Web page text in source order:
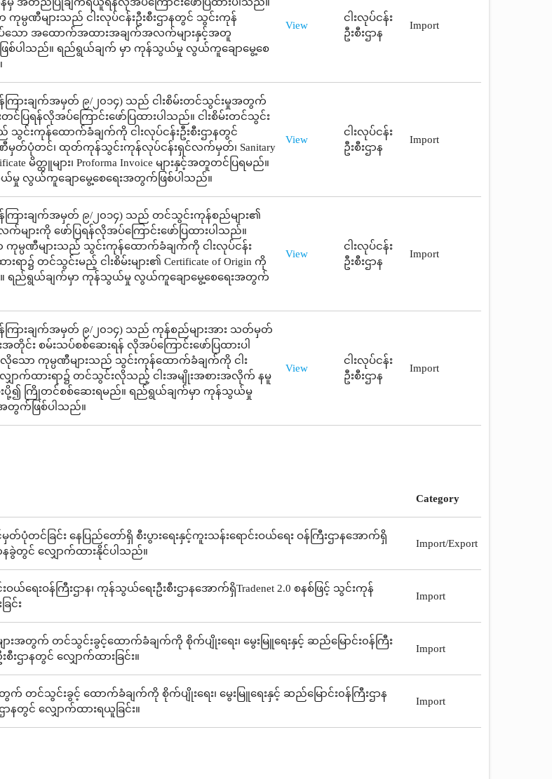
ကုမ္ပဏီများသည် ငါးလုပ်ငန်းဦးစီးဌာနတွင် သွင်းကုန်
ော အထောက်အထားအချက်အလက်များနှင့်အတူ
ြစ်ပါသည်။ ရည်ရွယ်ချက် မှာ ကုန်သွယ်မှု လွယ်ကူချောမွေ့စေ
View
ငါးလုပ်ငန်း
ဦးစီးဌာန
Import
ြားချက်အမှတ် ၉/၂၀၁၄) သည် ငါးစိမ်းတင်သွင်းမှုအတွက်
ပြရန်လိုအပ်ကြောင်းဖော်ပြထားပါသည်။ ငါးစိမ်းတင်သွင်း
သွင်းကုန်ထောက်ခံချက်ကို ငါးလုပ်ငန်းဦးစီးဌာနတွင်
ဏီမှတ်ပုံတင်၊ ထုတ်ကုန်သွင်းကုန်လုပ်ငန်းရှင်လက်မှတ်၊ Sanitary
မိတ္ထူများ၊ Proforma Invoice များနှင့်အတူတင်ပြရမည်။
လွယ်ကူချောမွေ့စေရေးအတွက်ဖြစ်ပါသည်။
View
ငါးလုပ်ငန်း
ဦးစီးဌာန
Import
ြားချက်အမှတ် ၉/၂၀၁၄) သည် တင်သွင်းကုန်စည်များ၏
ျားကို ဖော်ပြရန်လိုအပ်ကြောင်းဖော်ပြထားပါသည်။
ကုမ္ပဏီများသည် သွင်းကုန်ထောက်ခံချက်ကို ငါးလုပ်ငန်း
ရာ၌ တင်သွင်းမည့် ငါးစိမ်းများ၏ Certificate of Origin ကို
။ ရည်ရွယ်ချက်မှာ ကုန်သွယ်မှု လွယ်ကူချောမွေ့စေရေးအတွက်
View
ငါးလုပ်ငန်း
ဦးစီးဌာန
Import
ြားချက်အမှတ် ၉/၂၀၁၄) သည် ကုန်စည်များအား သတ်မှတ်
အတိုင်း စမ်းသပ်စစ်ဆေးရန် လိုအပ်ကြောင်းဖော်ပြထားပါ
လိုသော ကုမ္ပဏီများသည် သွင်းကုန်ထောက်ခံချက်ကို ငါး
ျှောက်ထားရာ၌ တင်သွင်းလိုသည့် ငါးအမျိုးအစားအလိုက် နမူ
ေးပို့၍ ကြိုတင်စစ်ဆေးရမည်။ ရည်ရွယ်ချက်မှာ ကုန်သွယ်မှု
တွက်ဖြစ်ပါသည်။
View
ငါးလုပ်ငန်း
ဦးစီးဌာန
Import
Category
တင်ခြင်း နေပြည်တော်ရှိ စီးပွားရေးနှင့်ကူးသန်းရောင်းဝယ်ရေး ဝန်ကြီးဌာနအောက်ရှိ
နခွဲတွင် လျှောက်ထားနိုင်ပါသည်။
Import/Export
းဝယ်ရေးဝန်ကြီးဌာန၊ ကုန်သွယ်ရေးဦးစီးဌာနအောက်ရှိTradenet 2.0 စနစ်ဖြင့် သွင်းကုန်
င်း
Import
ျားအတွက် တင်သွင်းခွင့်ထောက်ခံချက်ကို စိုက်ပျိုးရေး၊ မွေးမြူရေးနှင့် ဆည်မြောင်း၀န်ကြီး
စီးဌာနတွင် လျှောက်ထားခြင်း။
Import
တင်သွင်းခွင့် ထောက်ခံချက်ကို စိုက်ပျိုးရေး၊ မွေးမြူရေးနှင့် ဆည်မြောင်း၀န်ကြီးဌာန
ာနတွင် လျှောက်ထားရယူခြင်း။
Import